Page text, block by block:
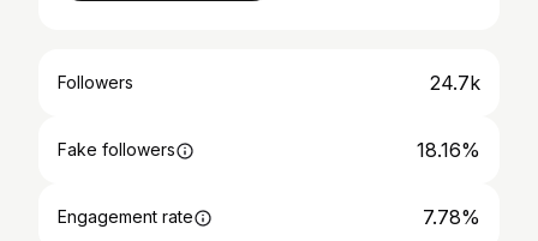
Followers 24.7k
Fake followers 18.16%
Engagement rate 7.78%